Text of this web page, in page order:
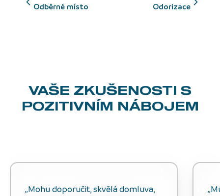
odběrné místo Odorizace
VAŠE ZKUŠENOSTI S
POZITIVNÍM NÁBOJEM
„Mohu doporučit, skvělá domluva,